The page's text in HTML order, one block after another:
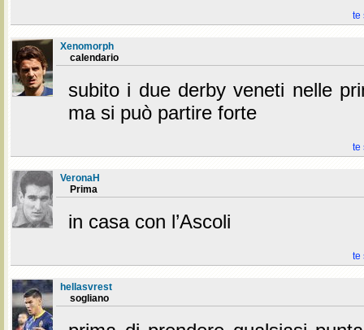
te
Xenomorph
calendario
subito i due derby veneti nelle
ma si può partire forte
te
VeronaH
Prima
in casa con l’Ascoli
te
hellasvrest
sogliano